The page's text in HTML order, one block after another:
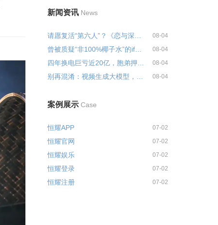
新闻资讯 News
08-04
曾被质疑“非100%椰子水”的if，... 08-04
08-04
08-04
案例展示 Case
恒耀APP 07-02
恒耀官网 07-02
恒耀娱乐 07-02
恒耀登录 07-02
恒耀注册 07-02